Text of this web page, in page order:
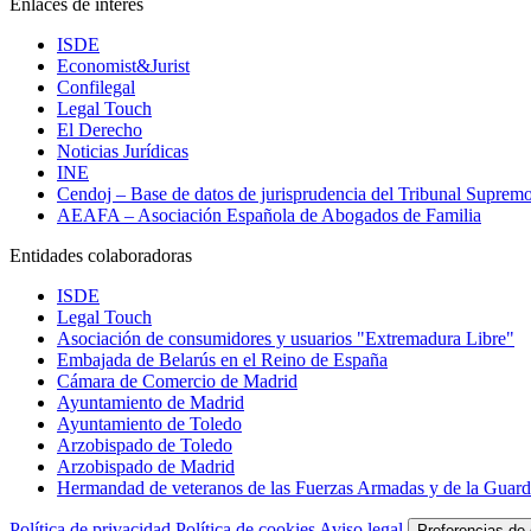
Enlaces de interés
ISDE
Economist&Jurist
Confilegal
Legal Touch
El Derecho
Noticias Jurídicas
INE
Cendoj – Base de datos de jurisprudencia del Tribunal
AEAFA – Asociación Española de Abogados de Familia
Entidades colaboradoras
ISDE
Legal Touch
Asociación de consumidores y usuarios "Extremadura Libre"
Embajada de Belarús en el Reino de España
Cámara de Comercio de Madrid
Ayuntamiento de Madrid
Ayuntamiento de Toledo
Arzobispado de Toledo
Arzobispado de Madrid
Hermandad de veteranos de las Fuerzas Armadas y de la